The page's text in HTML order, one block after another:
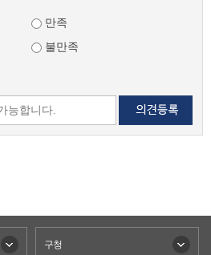
만족
불만족
구청